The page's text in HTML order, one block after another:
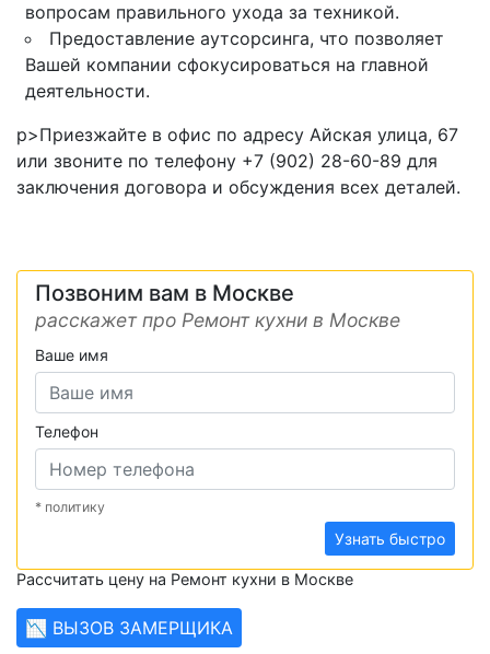
вопросам правильного ухода за техникой.
Предоставление аутсорсинга, что позволяет
Вашей компании сфокусироваться на главной
деятельности.
p>Приезжайте в офис по адресу Айская улица, 67
или звоните по телефону +7 (902) 28-60-89 для
заключения договора и обсуждения всех деталей.
Позвоним вам в Москве
расскажет про Ремонт кухни в Москве
Ваше имя
Телефон
* политику
Узнать быстро
Рассчитать цену на Ремонт кухни в Москве
📉 ВЫЗОВ ЗАМЕРЩИКА